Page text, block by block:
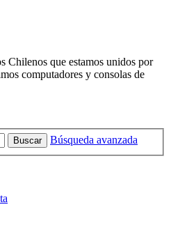
Chilenos que estamos unidos por
computadores y consolas de
Buscar Búsqueda avanzada